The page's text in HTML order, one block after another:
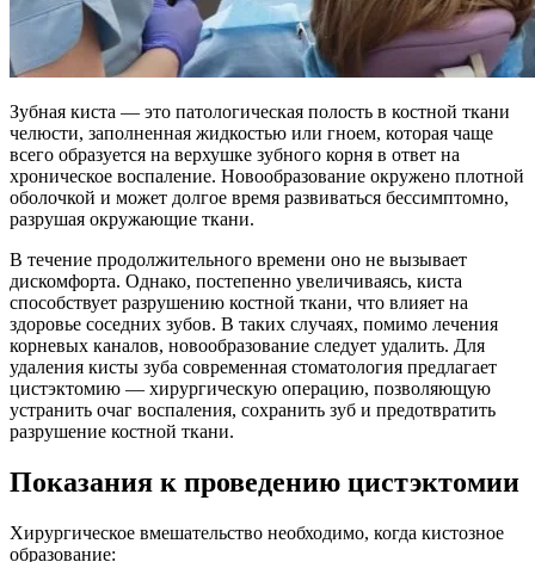
Зубная киста — это патологическая полость в костной ткани
челюсти, заполненная жидкостью или гноем, которая чаще
всего образуется на верхушке зубного корня в ответ на
хроническое воспаление. Новообразование окружено плотной
оболочкой и может долгое время развиваться бессимптомно,
разрушая окружающие ткани.
В течение продолжительного времени оно не вызывает
дискомфорта. Однако, постепенно увеличиваясь, киста
способствует разрушению костной ткани, что влияет на
здоровье соседних зубов. В таких случаях, помимо лечения
корневых каналов, новообразование следует удалить. Для
удаления кисты зуба современная стоматология предлагает
цистэктомию — хирургическую операцию, позволяющую
устранить очаг воспаления, сохранить зуб и предотвратить
разрушение костной ткани.
Показания к проведению цистэктомии
Хирургическое вмешательство необходимо, когда кистозное
образование: